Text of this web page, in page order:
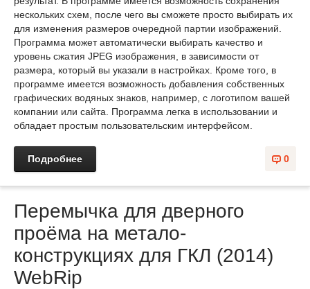
нескольких схем, после чего вы сможете просто выбирать их
для изменения размеров очередной партии изображений.
Программа может автоматически выбирать качество и
уровень сжатия JPEG изображения, в зависимости от
размера, который вы указали в настройках. Кроме того, в
программе имеется возможность добавления собственных
графических водяных знаков, например, с логотипом вашей
компании или сайта. Программа легка в использовании и
обладает простым пользовательским интерфейсом.
0
Подробнее
Перемычка для дверного
проёма на метало-
конструкциях для ГКЛ (2014)
WebRip